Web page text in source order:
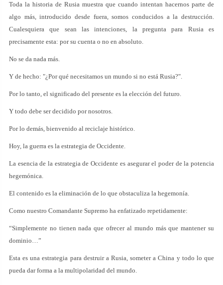
Toda la historia de Rusia muestra que cuando intentan hacernos parte de
algo más, introducido desde fuera, somos conducidos a la destrucción.
Cualesquiera que sean las intenciones, la pregunta para Rusia es
precisamente esta: por su cuenta o no en absoluto.
No se da nada más.
Y de hecho: "¿Por qué necesitamos un mundo si no está Rusia?".
Por lo tanto, el significado del presente es la elección del futuro.
Y todo debe ser decidido por nosotros.
Por lo demás, bienvenido al reciclaje histórico.
Hoy, la guerra es la estrategia de Occidente.
La esencia de la estrategia de Occidente es asegurar el poder de la potencia
hegemónica.
El contenido es la eliminación de lo que obstaculiza la hegemonía.
Como nuestro Comandante Supremo ha enfatizado repetidamente:
“Simplemente no tienen nada que ofrecer al mundo más que mantener su
dominio…”
Esta es una estrategia para destruir a Rusia, someter a China y todo lo que
pueda dar forma a la multipolaridad del mundo.